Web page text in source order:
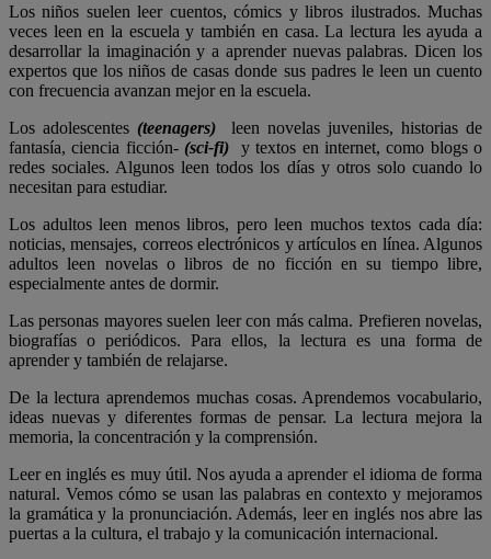
Los niños suelen leer cuentos, cómics y libros ilustrados. Muchas
veces leen en la escuela y también en casa. La lectura les ayuda a
desarrollar la imaginación y a aprender nuevas palabras. Dicen los
expertos que los niños de casas donde sus padres le leen un cuento
con frecuencia avanzan mejor en la escuela.
Los adolescentes (teenagers)
leen novelas juveniles, historias de
fantasía, ciencia ficción- (sci-fi)
y textos en internet, como blogs o
redes sociales. Algunos leen todos los días y otros solo cuando lo
necesitan para estudiar.
Los adultos leen menos libros, pero leen muchos textos cada día:
noticias, mensajes, correos electrónicos y artículos en línea. Algunos
adultos leen novelas o libros de no ficción en su tiempo libre,
especialmente antes de dormir.
Las personas mayores suelen leer con más calma. Prefieren novelas,
biografías o periódicos. Para ellos, la lectura es una forma de
aprender y también de relajarse.
De la lectura aprendemos muchas cosas. Aprendemos vocabulario,
ideas nuevas y diferentes formas de pensar. La lectura mejora la
memoria, la concentración y la comprensión.
Leer en inglés es muy útil. Nos ayuda a aprender el idioma de forma
natural. Vemos cómo se usan las palabras en contexto y mejoramos
la gramática y la pronunciación. Además, leer en inglés nos abre las
puertas a la cultura, el trabajo y la comunicación internacional.